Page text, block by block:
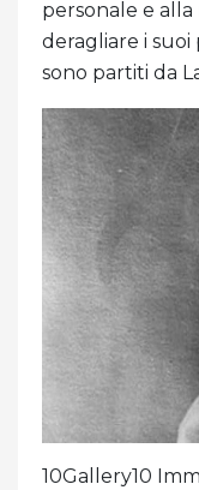
personale e alla
deragliare i suoi
sono partiti da
10Gallery10